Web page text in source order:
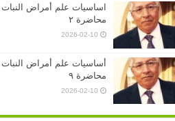
اساسيات علم أمراض النبات
محاضرة ٢
2026-02-10
أساسيات علم أمراض النبات
محاضرة ٩
2026-02-10